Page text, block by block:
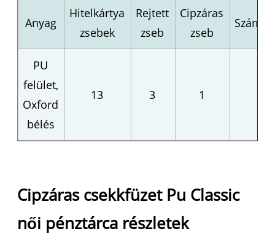
Anyag
Hitelkártya
zsebek
Rejtett
zseb
Cipzáras
zseb
PU
felület,
Oxford
bélés
13 3 1
Cipzáras csekkfüzet Pu Classic
női pénztárca részletek